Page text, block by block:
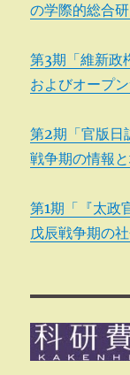
の学際的総合
第3期「維新政
およびオープ
第2期「官版日
戦争期の情報
第1期「『太政
戊辰戦争期の